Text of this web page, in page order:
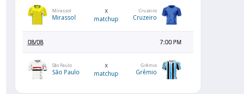
Mirassol
Mirassol
x
matchup
Cruzeiro
Cruzeiro
08/08 7:00 PM
São Paulo
São Paulo
x
matchup
Grêmio
Grêmio